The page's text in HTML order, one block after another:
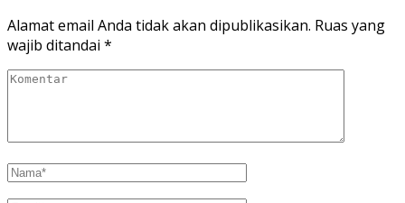
Alamat email Anda tidak akan dipublikasikan. Ruas yang
wajib ditandai *